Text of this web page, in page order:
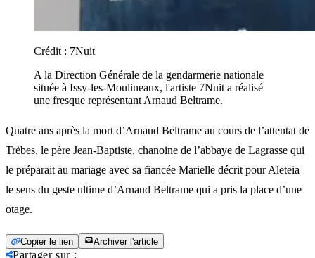
Crédit : 7Nuit
A la Direction Générale de la gendarmerie nationale
située à Issy-les-Moulineaux, l'artiste 7Nuit a réalisé
une fresque représentant Arnaud Beltrame.
Quatre ans après la mort d’Arnaud Beltrame au cours de l’attentat de
Trèbes, le père Jean-Baptiste, chanoine de l’abbaye de Lagrasse qui
le préparait au mariage avec sa fiancée Marielle décrit pour Aleteia
le sens du geste ultime d’Arnaud Beltrame qui a pris la place d’une
otage.
Copier le lien Archiver l'article
Partager sur: